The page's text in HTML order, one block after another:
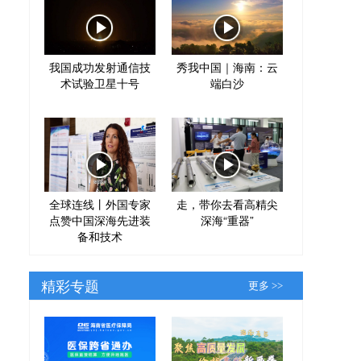
我国成功发射通信技
术试验卫星十号
秀我中国｜海南：云
端白沙
全球连线丨外国专家
点赞中国深海先进装
备和技术
走，带你去看高精尖
深海“重器”
精彩专题 更多 >>